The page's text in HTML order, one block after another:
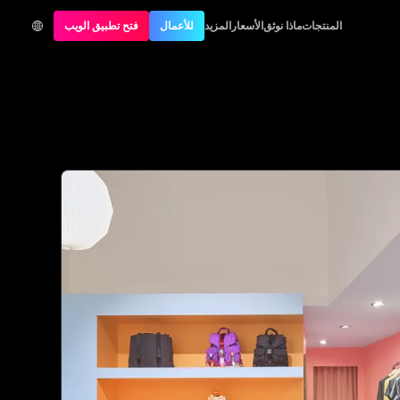
المنتجاتماذا نوثقالأسعار المزيد للأعمال فتح تطبيق الويب